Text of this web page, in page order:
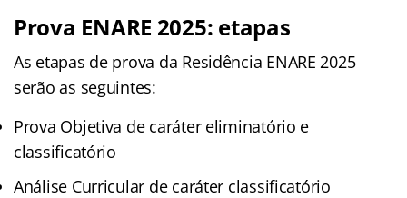
Prova ENARE 2025: etapas
As etapas de prova da Residência ENARE 2025
serão as seguintes:
Prova Objetiva de caráter eliminatório e
classificatório
Análise Curricular de caráter classificatório